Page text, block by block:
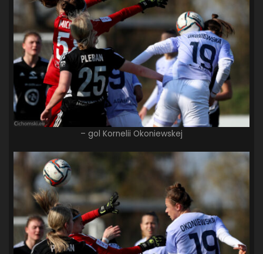
– gol Kornelii Okoniewskej